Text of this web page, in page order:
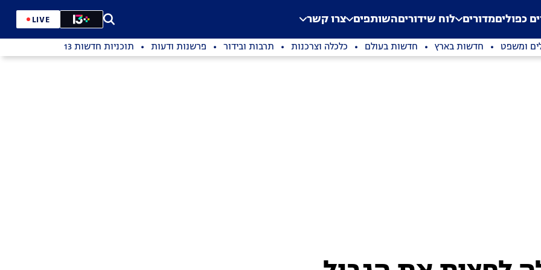
Application error: a
. כפוליםמדורים לוח שידוריםהשותפים צרו קשר LIVE
ומשפט חדשות בארץ חדשות בעולם כלכלה וצרכנות תרבות ובידור פרשנות ודעות תוכניות חדשות 13